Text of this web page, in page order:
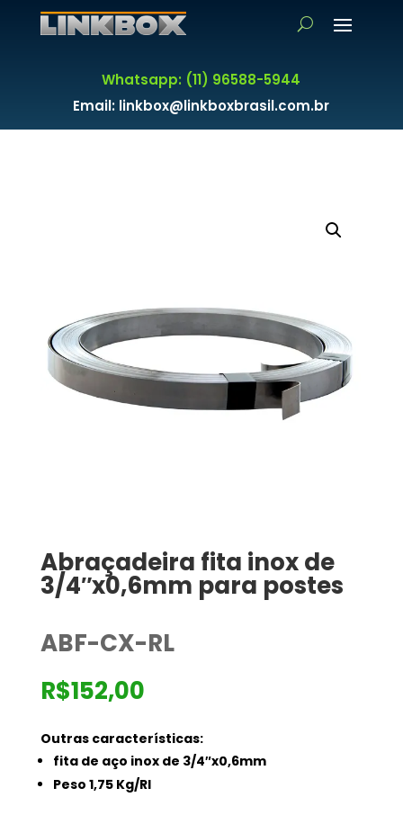
Whatsapp: (11) 96588-5944
Email: linkbox@linkboxbrasil.com.br
Abraçadeira fita inox de
3/4″x0,6mm para postes
ABF-CX-RL
R$152,00
Outras características:
fita de aço inox de 3/4″x0,6mm
Peso 1,75 Kg/Rl